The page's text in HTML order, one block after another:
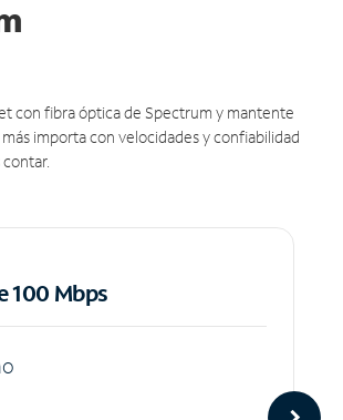
con fibra óptica de Spectrum y mantente
importa con velocidades y confiabilidad
100 Mbps
o